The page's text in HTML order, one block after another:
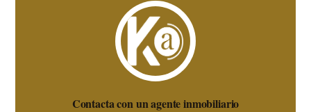
Contacta con un agente inmobiliario